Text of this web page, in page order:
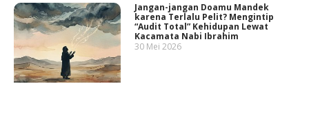
Jangan-jangan Doamu Mandek
karena Terlalu Pelit? Mengintip
“Audit Total” Kehidupan Lewat
Kacamata Nabi Ibrahim
30 Mei 2026